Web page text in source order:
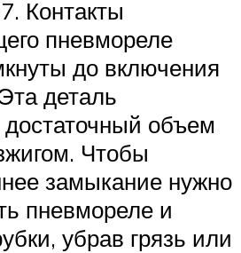
Контакты
пневмореле
до включения
деталь
объем
Чтобы
замыкание нужно
пневмореле и
убрав грязь или